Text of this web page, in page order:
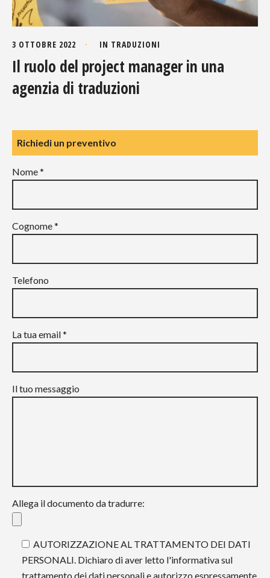
3 OTTOBRE 2022 IN TRADUZIONI
Il ruolo del project manager in una
agenzia di traduzioni
Richiedi un preventivo
Nome *
Cognome *
Telefono
La tua email *
Il tuo messaggio
Allega il documento da tradurre:
AUTORIZZAZIONE AL TRATTAMENTO DEI DATI
PERSONALI. Dichiaro di aver letto l'informativa sul
trattamento dei dati personali e autorizzo espressamente